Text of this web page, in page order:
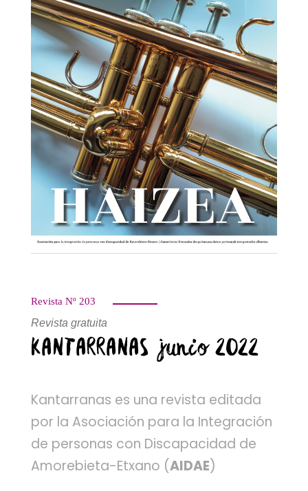
Revista Nº 203
Revista gratuita
KANTARRANAS junio 2022
Kantarranas es una revista editada
por la Asociación para la Integración
de personas con Discapacidad de
Amorebieta-Etxano (AIDAE)